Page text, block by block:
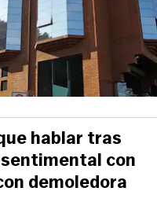
hablar tras
con
demoledora